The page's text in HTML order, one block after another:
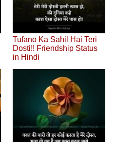
Tufano Ka Sahil Hai Teri
Dosti!! Friendship Status
in Hindi